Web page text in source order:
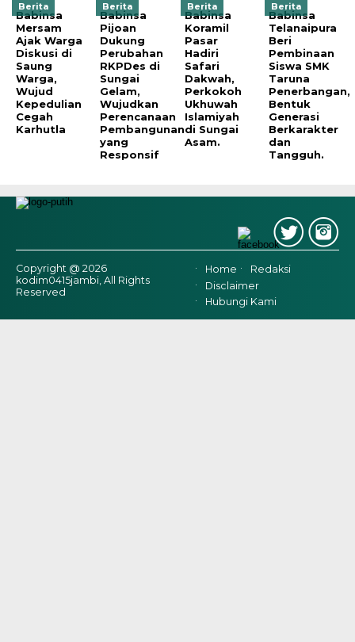
Berita
Babinsa
Mersam
Ajak Warga
Diskusi di
Saung
Warga,
Wujud
Kepedulian
Cegah
Karhutla
Berita
Babinsa
Pijoan
Dukung
Perubahan
RKPDes di
Sungai
Gelam,
Wujudkan
Perencanaan
Pembangunan
yang
Responsif
Berita
Babinsa
Koramil
Pasar
Hadiri
Safari
Dakwah,
Perkokoh
Ukhuwah
Islamiyah
di Sungai
Asam.
Berita
Babinsa
Telanaipura
Beri
Pembinaan
Siswa SMK
Taruna
Penerbangan,
Bentuk
Generasi
Berkarakter
dan
Tangguh.
Copyright @ 2026
kodim0415jambi, All Rights
Reserved
Home
Redaksi
Disclaimer
Hubungi Kami